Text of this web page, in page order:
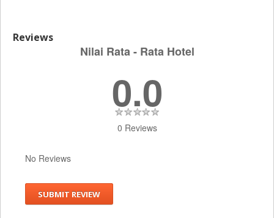
Reviews
Nilai Rata - Rata Hotel
0.0
0 Reviews
No Reviews
SUBMIT REVIEW